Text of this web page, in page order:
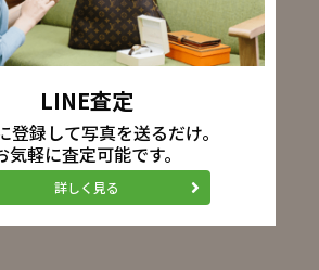
LINE査定
登録して写真を送るだけ。
気軽に査定可能です。
詳しく見る